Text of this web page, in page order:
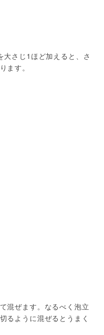
さじ1ほど加えると、さ
ます。
混ぜます。なるべく泡立
るように混ぜるとうまく